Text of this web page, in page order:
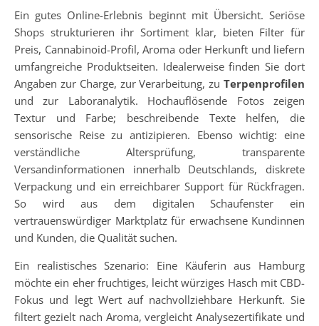
Ein gutes Online-Erlebnis beginnt mit Übersicht. Seriöse
Shops strukturieren ihr Sortiment klar, bieten Filter für
Preis, Cannabinoid-Profil, Aroma oder Herkunft und liefern
umfangreiche Produktseiten. Idealerweise finden Sie dort
Angaben zur Charge, zur Verarbeitung, zu Terpenprofilen
und zur Laboranalytik. Hochauflösende Fotos zeigen
Textur und Farbe; beschreibende Texte helfen, die
sensorische Reise zu antizipieren. Ebenso wichtig: eine
verständliche Altersprüfung, transparente
Versandinformationen innerhalb Deutschlands, diskrete
Verpackung und ein erreichbarer Support für Rückfragen.
So wird aus dem digitalen Schaufenster ein
vertrauenswürdiger Marktplatz für erwachsene Kundinnen
und Kunden, die Qualität suchen.
Ein realistisches Szenario: Eine Käuferin aus Hamburg
möchte ein eher fruchtiges, leicht würziges Hasch mit CBD-
Fokus und legt Wert auf nachvollziehbare Herkunft. Sie
filtert gezielt nach Aroma, vergleicht Analysezertifikate und